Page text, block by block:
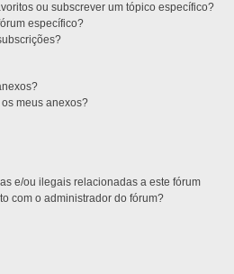
ou subscrever um tópico específico?
específico?
meus anexos?
e/ou ilegais relacionadas a este fórum
com o administrador do fórum?